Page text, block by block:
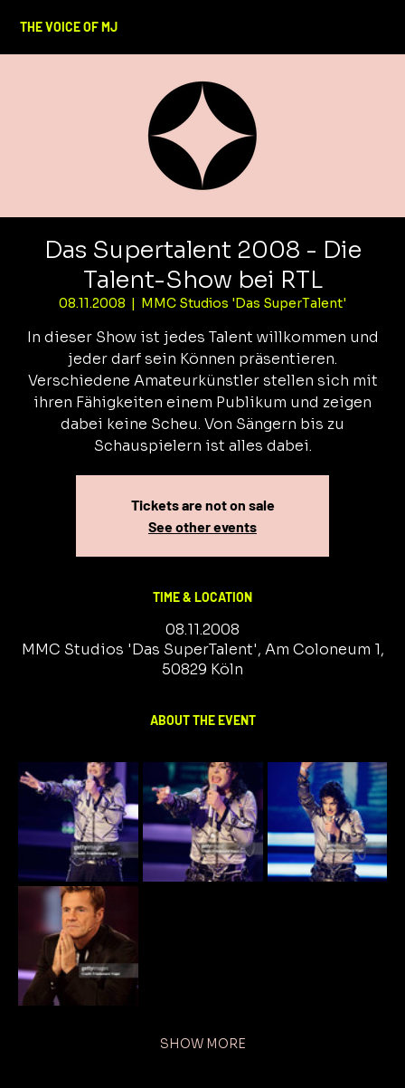
THE VOICE OF MJ
Das Supertalent 2008 - Die
Talent-Show bei RTL
08.11.2008
  |
MMC Studios 'Das SuperTalent'
In dieser Show ist jedes Talent willkommen und
jeder darf sein Können präsentieren.
Verschiedene Amateurkünstler stellen sich mit
ihren Fähigkeiten einem Publikum und zeigen
dabei keine Scheu. Von Sängern bis zu
Schauspielern ist alles dabei.
Tickets are not on sale
See other events
TIME & LOCATION
08.11.2008
MMC Studios 'Das SuperTalent', Am Coloneum 1,
50829 Köln
ABOUT THE EVENT
SHOW MORE